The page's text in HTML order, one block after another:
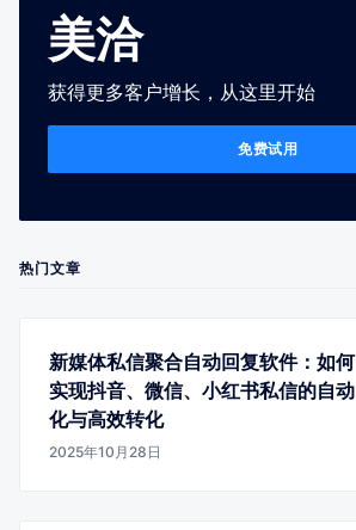
美洽
获得更多客户增长，从这里开始
免费试用
热门文章
新媒体私信聚合自动回复软件：如何
实现抖音、微信、小红书私信的自动
化与高效转化
2025年10月28日